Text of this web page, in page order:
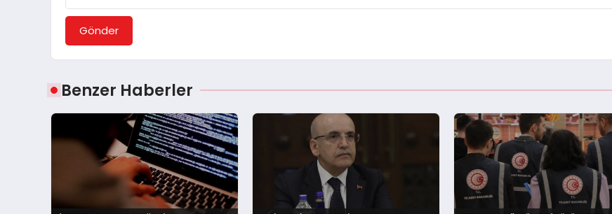
Gönder
Benzer Haberler